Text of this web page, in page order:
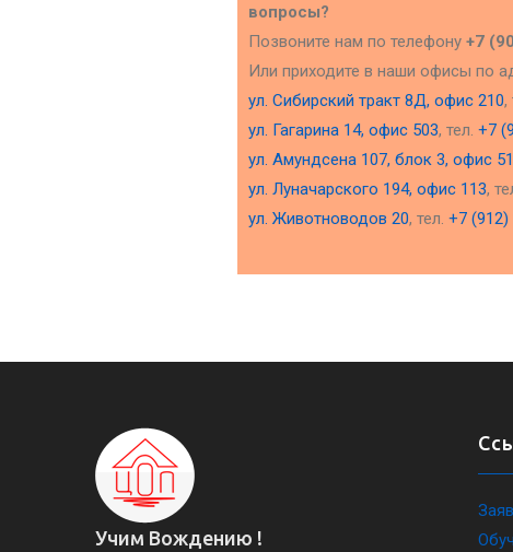
вопросы?
Позвоните нам по телефону +7
Или приходите в наши офисы по
ул. Сибирский тракт 8Д, офис 210,
ул. Гагарина 14, офис 503, тел. +7
ул. Амундсена 107, блок 3, офис
ул. Луначарского 194, офис 113,
ул. Животноводов 20, тел. +7 (912)
Учим Вождению !